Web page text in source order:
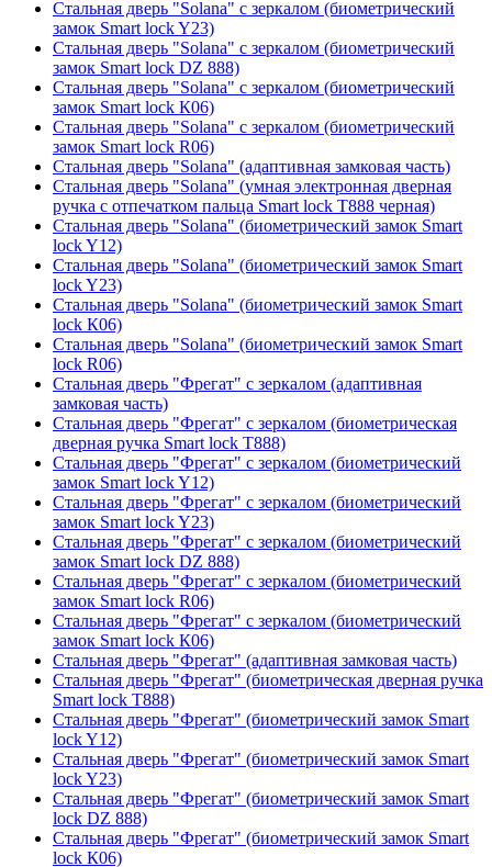
Стальная дверь "Solana" с зеркалом (биометрический
замок Smart lock Y23)
Стальная дверь "Solana" с зеркалом (биометрический
замок Smart lock DZ 888)
Стальная дверь "Solana" с зеркалом (биометрический
замок Smart lock К06)
Стальная дверь "Solana" с зеркалом (биометрический
замок Smart lock R06)
Стальная дверь "Solana" (адаптивная замковая часть)
Стальная дверь "Solana" (умная электронная дверная
ручка с отпечатком пальца Smart lock T888 черная)
Стальная дверь "Solana" (биометрический замок Smart
lock Y12)
Стальная дверь "Solana" (биометрический замок Smart
lock Y23)
Стальная дверь "Solana" (биометрический замок Smart
lock К06)
Стальная дверь "Solana" (биометрический замок Smart
lock R06)
Стальная дверь "Фрегат" с зеркалом (адаптивная
замковая часть)
Стальная дверь "Фрегат" с зеркалом (биометрическая
дверная ручка Smart lock T888)
Стальная дверь "Фрегат" с зеркалом (биометрический
замок Smart lock Y12)
Стальная дверь "Фрегат" с зеркалом (биометрический
замок Smart lock Y23)
Стальная дверь "Фрегат" с зеркалом (биометрический
замок Smart lock DZ 888)
Стальная дверь "Фрегат" с зеркалом (биометрический
замок Smart lock R06)
Стальная дверь "Фрегат" с зеркалом (биометрический
замок Smart lock К06)
Стальная дверь "Фрегат" (адаптивная замковая часть)
Стальная дверь "Фрегат" (биометрическая дверная ручка
Smart lock T888)
Стальная дверь "Фрегат" (биометрический замок Smart
lock Y12)
Стальная дверь "Фрегат" (биометрический замок Smart
lock Y23)
Стальная дверь "Фрегат" (биометрический замок Smart
lock DZ 888)
Стальная дверь "Фрегат" (биометрический замок Smart
lock К06)